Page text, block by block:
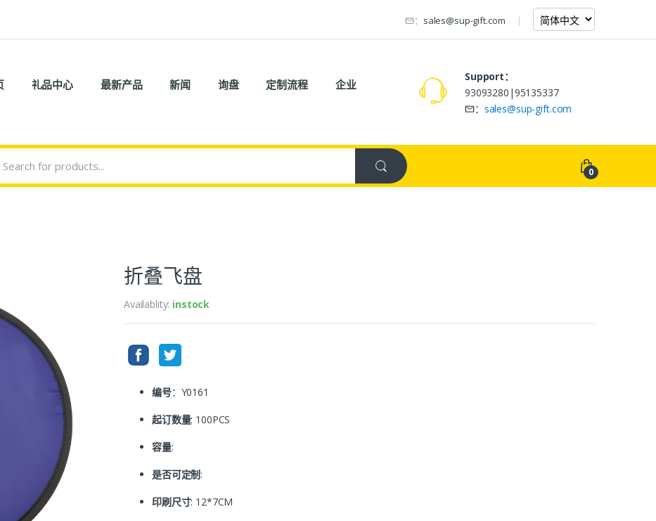
： sales@sup-gift.com
礼品中心 最新产品 新闻 询盘 定制流程 企业
Support：
93093280|95135337
： sales@sup-gift.com
0
折叠飞盘
Availablity: instock
编号：Y0161
起订数量: 100PCS
容量:
是否可定制:
印刷尺寸: 12*7CM